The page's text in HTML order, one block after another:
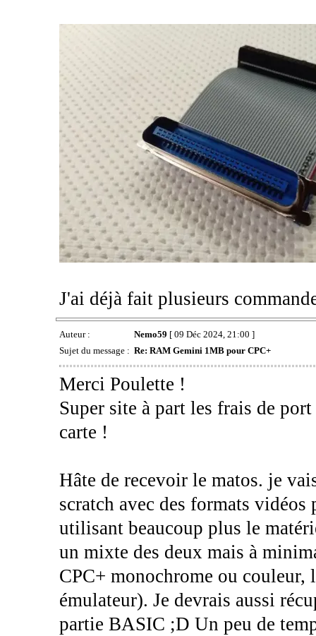
J'ai déjà fait plusieurs
Auteur : Nemo59 [ 09 Déc 2024, 21:00 ]
Sujet du message : Re: RAM Gemini 1MB pour CPC+
Merci Poulette !
Super site à part les frais de
carte !
Hâte de recevoir le matos. je
scratch avec des formats
utilisant beaucoup plus le
un mixte des deux mais à
CPC+ monochrome ou couleur,
émulateur). Je devrais aussi
partie BASIC ;D Un peu de